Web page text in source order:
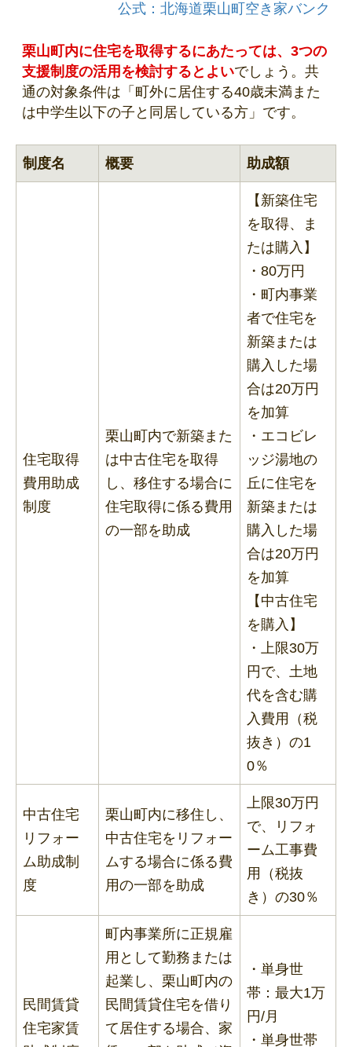
公式：北海道栗山町空き家バンク
栗山町内に住宅を取得するにあたっては、3つの
支援制度の活用を検討するとよいでしょう。共
通の対象条件は「町外に居住する40歳未満また
は中学生以下の子と同居している方」です。
制度名 概要 助成額
住宅取得
費用助成
制度
栗山町内で新築また
は中古住宅を取得
し、移住する場合に
住宅取得に係る費用
の一部を助成
【新築住宅
を取得、ま
たは購入】
・80万円
・町内事業
者で住宅を
新築または
購入した場
合は20万円
を加算
・エコビレ
ッジ湯地の
丘に住宅を
新築または
購入した場
合は20万円
を加算
【中古住宅
を購入】
・上限30万
円で、土地
代を含む購
入費用（税
抜き）の1
0％
中古住宅
リフォー
ム助成制
度
栗山町内に移住し、
中古住宅をリフォー
ムする場合に係る費
用の一部を助成
上限30万円
で、リフォ
ーム工事費
用（税抜
き）の30％
民間賃貸
住宅家賃
町内事業所に正規雇
用として勤務または
起業し、栗山町内の
民間賃貸住宅を借り
て居住する場合、家
・単身世
帯：最大1万
円/月
・単身世帯